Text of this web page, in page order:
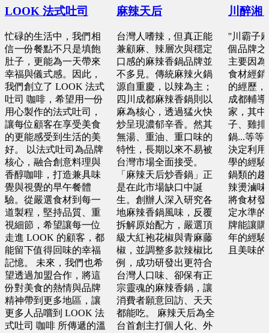
新北市 楊X
基隆市 胡X姐
預算 50 萬 ~ 100 萬
台南市 郭X洺
預算 25 萬 ~ 100 萬
桃園市 謝X孝
預算 25 萬 ~ 100 萬
金門縣 許X浚
預算 25 萬 ~ 100 萬
新北市 蕭X微
預算 200 萬 ~ 200 萬
台中市 李X靜
預算 100 萬 ~ 200 萬
桃園市 黃X祥
預算 100 萬 ~ 200 萬
屏東縣 邱X瑄
預算 100 萬 ~ 250 萬
台中市 何X廷
預算 150 萬 ~ 300 萬
LOOK 法式吐司
忙碌的生活中，我們相
信一份餐點不只是填飽
肚子，更能為一天帶來
幸福與儀式感。因此，
我們創立了 LOOK 法式
吐司 咖啡，希望用一份
用心製作的法式吐司，
讓每位顧客在享受美食
的更能感受到生活的美
好。 以法式吐司為品牌
核心，融合創意料理與
香醇咖啡，打造兼具味
覺與視覺的早午餐體
驗。從嚴選食材到每一
道製程，堅持品質、重
視細節，希望讓每一位
走進 LOOK 的顧客，都
能留下值得回味的幸福
記憶。 未來，我們也希
望透過加盟合作，將這
份對美食的熱情與品牌
精神帶到更多地區，讓
更多人品嚐到 LOOK 法
式吐司 咖啡 所傳遞的溫
麻辣天后
台灣人嗜辣，但真正能
兼顧麻、辣層次與穩定
口感的麻辣香鍋品牌並
不多見。傳統麻辣火鍋
源自重慶，以辣為主；
四川成都麻辣香鍋則以
麻為核心，透過猛火快
炒呈現濃郁辛香。然其
無湯、重油、重口味的
特性，長期以來不易被
台灣市場全面接受。
「麻辣天后炒香鍋」正
是在此市場缺口中誕
生。創辦人深入研究各
地麻辣香鍋風味，反覆
拆解原始配方，嚴選頂
級大紅袍花椒與青麻藤
椒，並調整多款辣椒比
例，成功研發出更符合
台灣人口味、卻保有正
宗靈魂的麻辣香鍋，讓
消費者願意回訪、天天
都能吃。 麻辣天后為全
台首創主打個人化、外
川醉湘
''川霸子
個品牌之
主要因
食材經銷
的經歷
成都輔
家，其中
子、雞排
鍋...等等
決定利用
學的經驗
鍋類的趨
辣燙滷味
將食材
定水準
牌能讓
年的經驗
且美味